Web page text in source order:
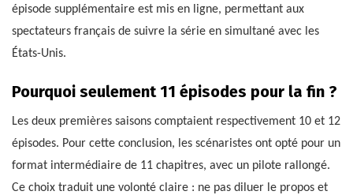
épisode supplémentaire est mis en ligne, permettant aux
spectateurs français de suivre la série en simultané avec les
États-Unis.
Pourquoi seulement 11 épisodes pour la fin ?
Les deux premières saisons comptaient respectivement 10 et 12
épisodes. Pour cette conclusion, les scénaristes ont opté pour un
format intermédiaire de 11 chapitres, avec un pilote rallongé.
Ce choix traduit une volonté claire : ne pas diluer le propos et